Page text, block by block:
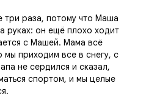
три раза, потому что Маша
руках: он ещё плохо ходит
с Машей. Мама всё
мы приходим все в снегу, с
не сердился и сказал,
спортом, и мы целые